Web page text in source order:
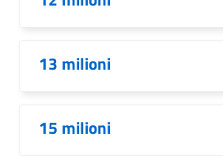
13 milioni
15 milioni